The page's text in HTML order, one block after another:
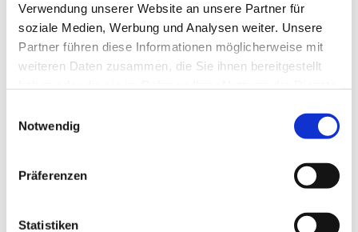
Verwendung unserer Website an unsere Partner für
soziale Medien, Werbung und Analysen weiter. Unsere
Partner führen diese Informationen möglicherweise mit
weiteren Daten zusammen, die Sie ihnen bereitgestellt
Notwendig
Präferenzen
Statistiken